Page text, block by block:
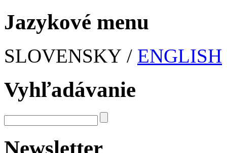
Jazykové menu
SLOVENSKY / ENGLISH
Vyhľadávanie
Newsletter